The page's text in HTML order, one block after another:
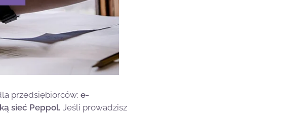
przedsiębiorców: e-
sieć Peppol. Jeśli prowadzisz